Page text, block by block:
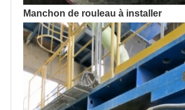
Manchon de rouleau à installer